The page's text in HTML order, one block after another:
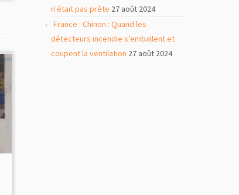
n'était pas prête 27 août 2024
France : Chinon : Quand les
détecteurs incendie s'emballent et
coupent la ventilation 27 août 2024